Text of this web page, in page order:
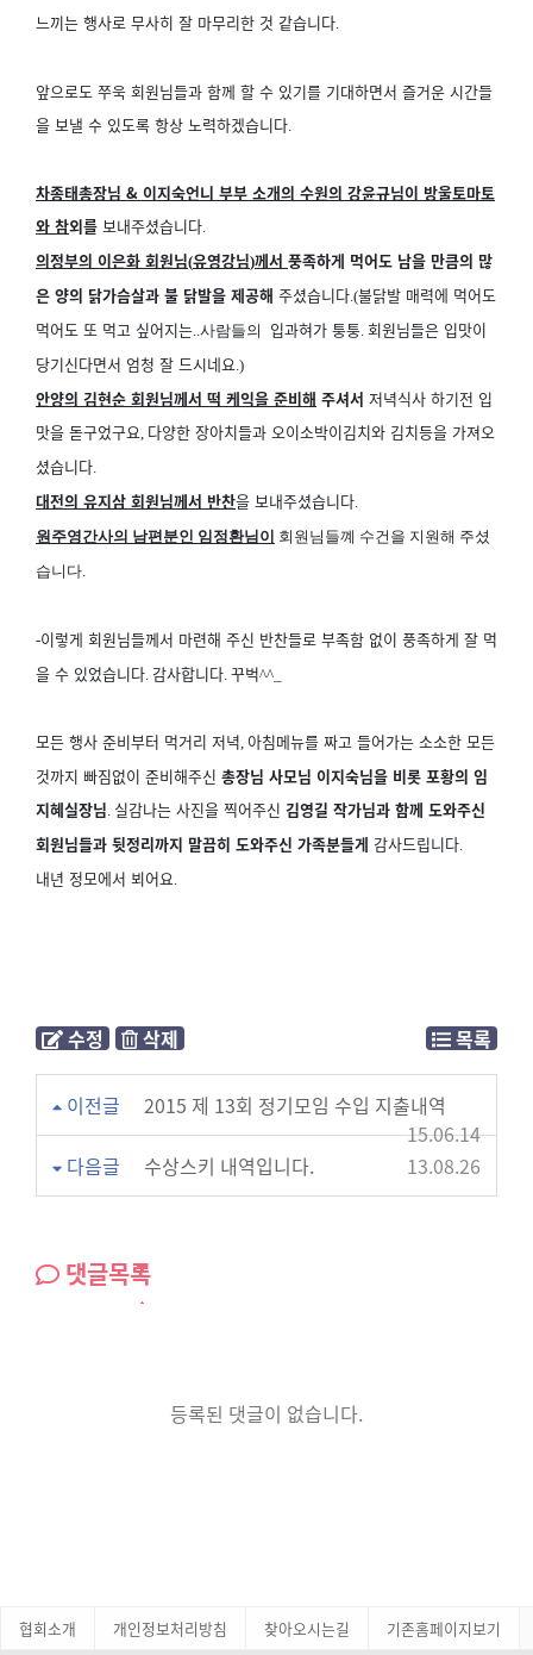
느끼는 행사로 무사히 잘 마무리한 것 같습니다
앞으로도 쭈욱 회원님들과 함께 할 수 있기를 기대하면서 즐거운 시간들
을 보낼 수 있도록 항상 노력하겠습니다
차종태총장님 & 이지숙언니 부부 소개의 수원의 강윤규님이 방울토마토
와 참외를 보내주셨습니다
의정부의 이은화 회원님(유영강님)께서 풍족하게 먹어도 남을 만큼의 많
은 양의 닭가슴살과 불 닭발을 제공해 주셨습니다 .(불닭발 매력에 먹어도
먹어도 또 먹고 싶어지는 ..사람들의 입과혀가 퉁퉁 회원님들은 입맛이
당기신다면서 엄청 잘 드시네요 .)
안양의 김현순 회원님께서 떡 케익을 준비해 주셔서 저녁식사 하기전 입
맛을 돋구었구요 다양한 장아치들과 오이소박이김치와 김치등을 가져오
셨습니다
대전의 유지삼 회원님께서 반찬을 보내주셨습니다
원주영간사의 남편분인 임정환님이 회원님들꼐 수건을 지원해 주셨
습니다
-이렇게 회원님들께서 마련해 주신 반찬들로 부족함 없이 풍족하게 잘 먹
을 수 있었습니다 감사합니다 꾸벅^^_
모든 행사 준비부터 먹거리 저녁 아침메뉴를 짜고 들어가는 소소한 모든
것까지 빠짐없이 준비해주신 총장님 사모님 이지숙님을 비롯 포황의 임
지혜실장님 실감나는 사진을 찍어주신 김영길 작가님과 함께 도와주신
회원님들과 뒷정리까지 말끔히 도와주신 가족분들게 감사드립니다
내년 정모에서 뵈어요
수정 삭제 목록
이전글
2015 제 13회 정기모임 수입 지출내역
15.06.14
다음글
수상스키 내역입니다. 13.08.26
댓글목록
등록된 댓글이 없습니다.
협회소개 개인정보처리방침 찾아오시는길 기존홈페이지보기